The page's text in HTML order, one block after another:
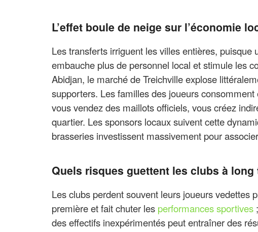
L’effet boule de neige sur l’économie
Les transferts irriguent les villes entières, puisque
embauche plus de personnel local et stimule les
Abidjan, le marché de Treichville explose
supporters. Les familles des joueurs
vous vendez des maillots officiels, vous créez
quartier. Les sponsors locaux suivent cette
brasseries investissent massivement pour
Quels risques guettent les clubs à long
Les clubs perdent souvent leurs joueurs vedettes
première et fait chuter les performances sportives
des effectifs inexpérimentés peut entraîner des